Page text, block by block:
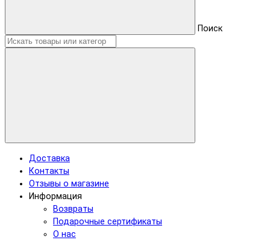
Поиск
Доставка
Контакты
Отзывы о магазине
Информация
Возвраты
Подарочные сертификаты
О нас